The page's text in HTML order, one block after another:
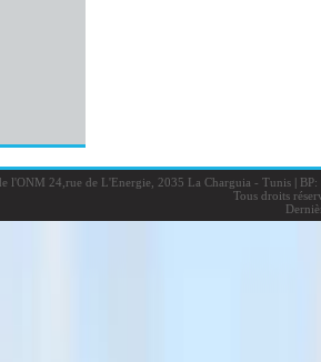
l'ONM 24,rue de L'Energie, 2035 La Charguia - Tunis |BP:
Tous droits